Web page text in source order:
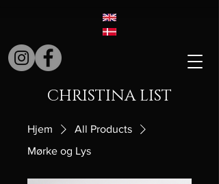
CHRISTINA LIST
Hjem
All Products
Mørke og Lys